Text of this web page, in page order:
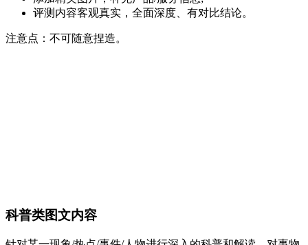
评测内容客观真实，全面深度、有对比结论。
注意点：不可随意捏造。
科普类图文内容